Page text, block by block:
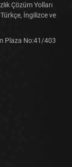
Çözüm Yolları
İngilizce ve
Plaza No:41/403